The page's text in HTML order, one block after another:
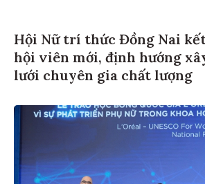
Hội Nữ trí thức Đồng Nai
hội viên mới, định hướng
lưới chuyên gia chất lượng